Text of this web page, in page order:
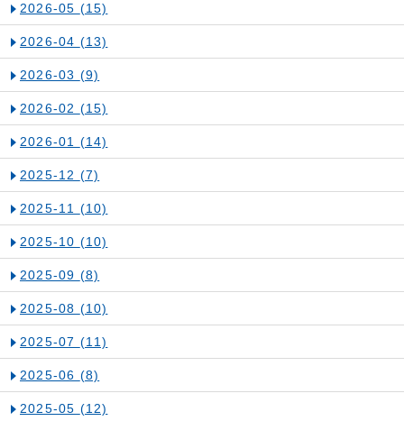
2026-05 (15)
2026-04 (13)
2026-03 (9)
2026-02 (15)
2026-01 (14)
2025-12 (7)
2025-11 (10)
2025-10 (10)
2025-09 (8)
2025-08 (10)
2025-07 (11)
2025-06 (8)
2025-05 (12)